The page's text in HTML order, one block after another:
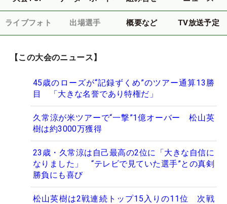
ライブフォト 出場選手 概要など TV放送予定
【この大会のニュース】
45歳のローズが“記録ずくめ”のツアー通算13勝
目 「大きな名誉であり特権だ」
久常涼が米ツアーで“一撃”1億オーバー 松山英
樹は約3000万獲得
23歳・久常涼は自己最高の2位に「大きな自信に
なりました」 “テレビで見ていた選手”との真剣
勝負にも喜び
松山英樹は2戦連続トップ15入りの11位 次戦